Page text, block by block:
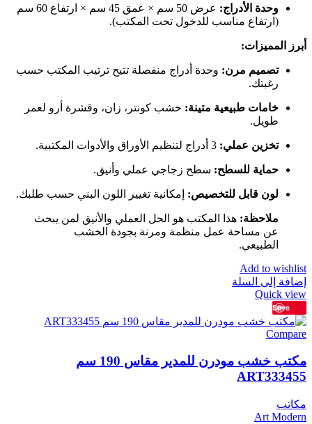
وحدة الأدراج:
عرض 50 سم × عمق 45 سم × ارتفاع 60 سم
(ارتفاع مناسب للدخول تحت المكتب).
أبرز المميزات:
تصميم مرن: وحدة أدراج منفصلة تتيح ترتيب المكتب حسب
رغبتك.
خامات طبيعية متينة: خشب كونتر، زان، وقشرة أرو لعمر
طويل.
تخزين عملي:
حماية للسطح: سطح زجاجي عملي وأنيق.
لون قابل للتخصيص: إمكانية تغيير اللون البني حسب طلبك.
ملاحظة: هذا المكتب هو الحل العملي والأنيق لمن يبحث
عن مساحة عمل منظمة ومرنة بجودة الخشب
الطبيعي.
Add to wishlist
إضافة إلى السلة
Quick view
Save
Compare
مكتب خشب مودرن للمدير مقاس 190 سم
ART333455
مكاتب
Art Modern